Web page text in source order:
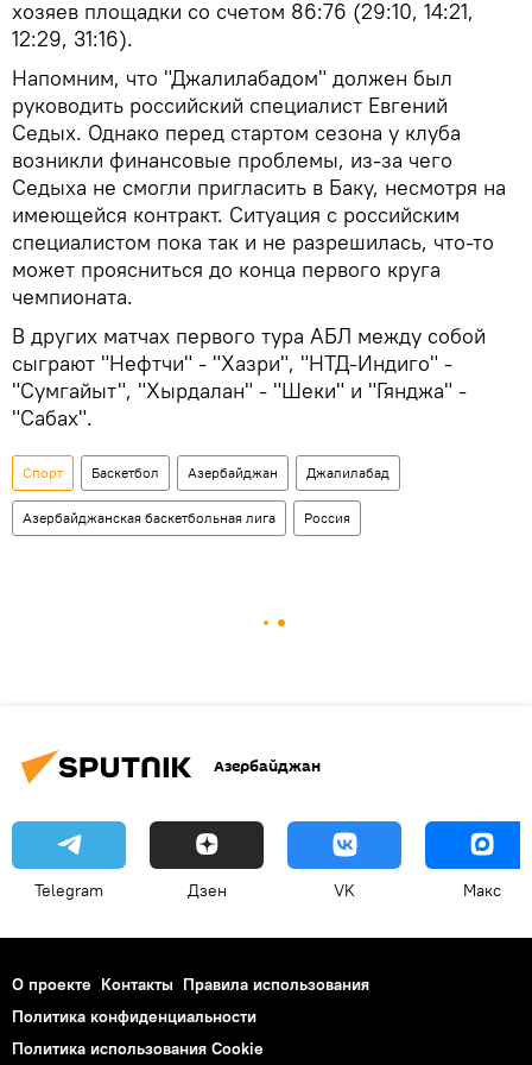
хозяев площадки со счетом 86:76 (29:10, 14:21,
12:29, 31:16).
Напомним, что "Джалилабадом" должен был
руководить российский специалист Евгений
Седых. Однако перед стартом сезона у клуба
возникли финансовые проблемы, из-за чего
Седыха не смогли пригласить в Баку, несмотря на
имеющейся контракт. Ситуация с российским
специалистом пока так и не разрешилась, что-то
может проясниться до конца первого круга
чемпионата.
В других матчах первого тура АБЛ между собой
сыграют "Нефтчи" - "Хазри", "НТД-Индиго" -
"Сумгайыт", "Хырдалан" - "Шеки" и "Гянджа" -
"Сабах".
Спорт Баскетбол Азербайджан Джалилабад
Азербайджанская баскетбольная лига Россия
Азербайджан
Telegram Дзен VK Макс
О проекте Контакты Правила использования
Политика конфиденциальности
Политика использования Cookie